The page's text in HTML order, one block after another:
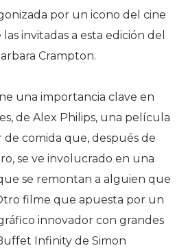
por un icono del cine
invitadas a esta edición del
Crampton.
una importancia clave en
de Alex Philips, una película
comida que, después de
se ve involucrado en una
se remontan a alguien que
filme que apuesta por un
innovador con grandes
Infinity de Simon